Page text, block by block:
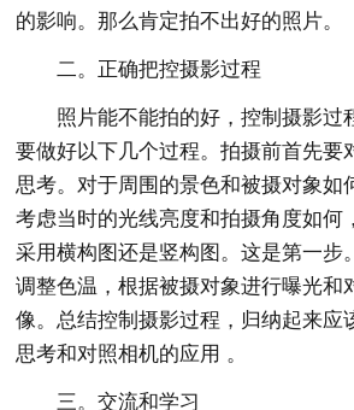
的影响。那么肯定拍不出好的照片。
二。正确把控摄影过程
照片能不能拍的好，控制摄影过
要做好以下几个过程。拍摄前首先要
思考。对于周围的景色和被摄对象如
考虑当时的光线亮度和拍摄角度如何
采用横构图还是竖构图。这是第一步
调整色温，根据被摄对象进行曝光和
像。总结控制摄影过程，归纳起来应
思考和对照相机的应用 。
三。交流和学习